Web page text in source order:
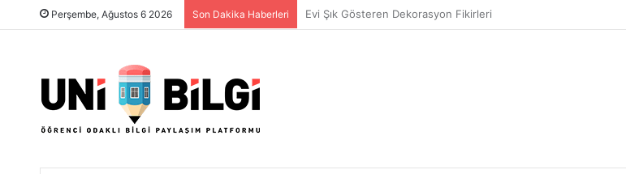
Perşembe, Ağustos 6 2026 Son Dakika Haberleri Üniversite Öğrencileri İçin Ekonomik Tatil Rehberi